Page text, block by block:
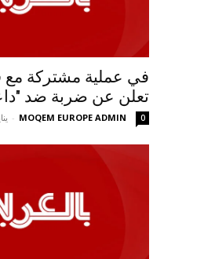
في عملية مشتركة مع
تعلن عن ضربة ضد
MOQEM EUROPE ADMIN
- يناير 0